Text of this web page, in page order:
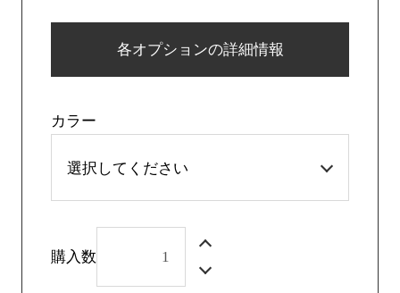
各オプションの詳細情報
カラー
購入数